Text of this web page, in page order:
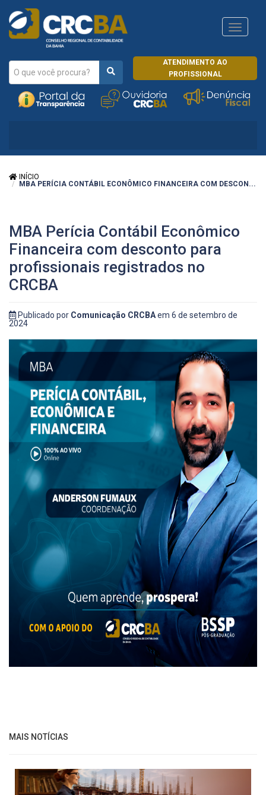
ATENDIMENTO AO
PROFISSIONAL
CRCRJ
INÍCIO
MBA PERÍCIA CONTÁBIL ECONÔMICO FINANCEIRA COM DESCON...
MBA Perícia Contábil Econômico
Financeira com desconto para
profissionais registrados no
CRCBA
Publicado por Comunicação CRCBAem 6 de setembro de
2024
MAIS NOTÍCIAS